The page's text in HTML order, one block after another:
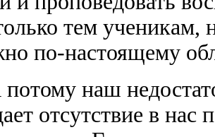
тем
по-настоящему
наш
отсутствие в нас